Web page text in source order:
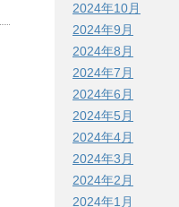
2024年10月
2024年9月
2024年8月
2024年7月
2024年6月
2024年5月
2024年4月
2024年3月
2024年2月
2024年1月